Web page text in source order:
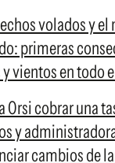
volados y el
primeras
vientos en todo
Orsi cobrar una
y
cambios de